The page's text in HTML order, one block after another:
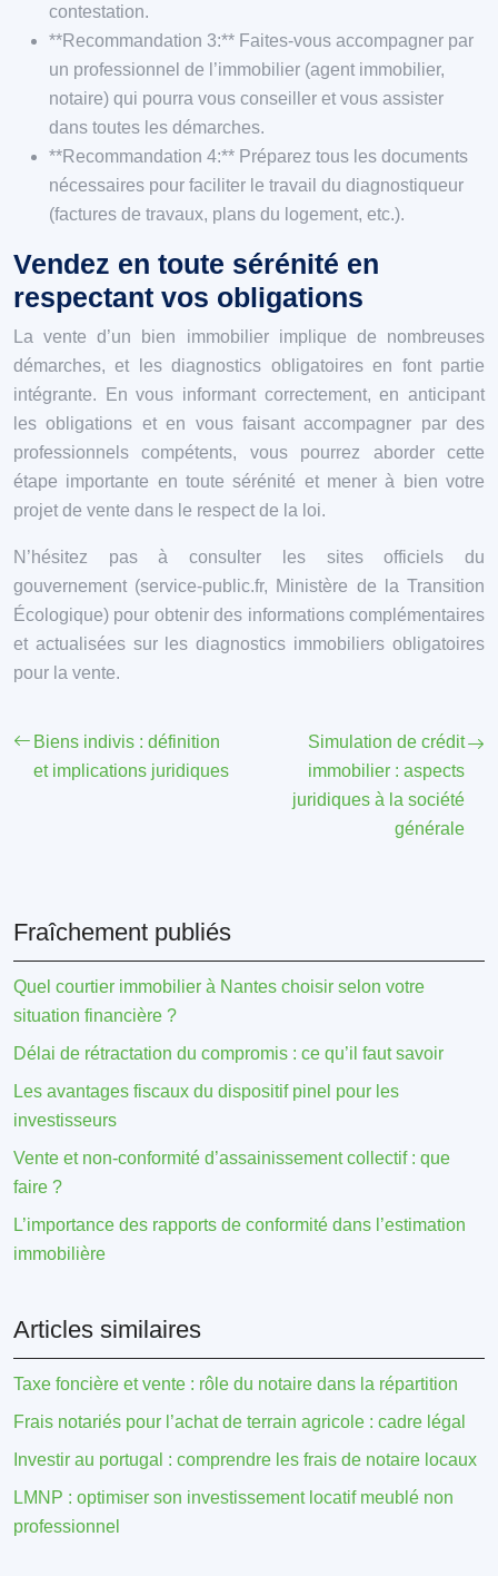
contestation.
**Recommandation 3:** Faites-vous accompagner par
un professionnel de l’immobilier (agent immobilier,
notaire) qui pourra vous conseiller et vous assister
dans toutes les démarches.
**Recommandation 4:** Préparez tous les documents
nécessaires pour faciliter le travail du diagnostiqueur
(factures de travaux, plans du logement, etc.).
Vendez en toute sérénité en
respectant vos obligations
La vente d’un bien immobilier implique de nombreuses
démarches, et les diagnostics obligatoires en font partie
intégrante. En vous informant correctement, en anticipant
les obligations et en vous faisant accompagner par des
professionnels compétents, vous pourrez aborder cette
étape importante en toute sérénité et mener à bien votre
projet de vente dans le respect de la loi.
N’hésitez pas à consulter les sites officiels du
gouvernement (service-public.fr, Ministère de la Transition
Écologique) pour obtenir des informations complémentaires
et actualisées sur les diagnostics immobiliers obligatoires
pour la vente.
Biens indivis : définition
et implications juridiques
Simulation de crédit
immobilier : aspects
juridiques à la société
générale
Fraîchement publiés
Quel courtier immobilier à Nantes choisir selon votre
situation financière ?
Délai de rétractation du compromis : ce qu’il faut savoir
Les avantages fiscaux du dispositif pinel pour les
investisseurs
Vente et non-conformité d’assainissement collectif : que
faire ?
L’importance des rapports de conformité dans l’estimation
immobilière
Articles similaires
Taxe foncière et vente : rôle du notaire dans la répartition
Frais notariés pour l’achat de terrain agricole : cadre légal
Investir au portugal : comprendre les frais de notaire locaux
LMNP : optimiser son investissement locatif meublé non
professionnel